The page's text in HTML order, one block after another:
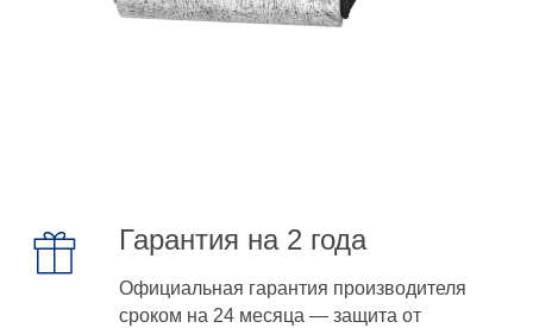
Гарантия на 2 года
Официальная гарантия производителя
сроком на 24 месяца — защита от